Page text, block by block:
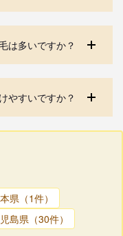
は多いですか？
やすいですか？
県（1件）
島県（30件）